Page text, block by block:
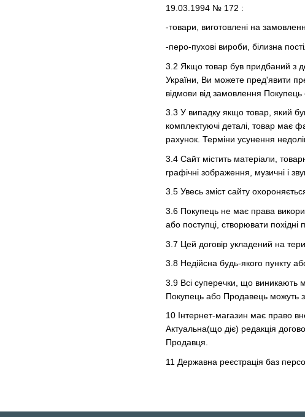
19.03.1994 № 172 :
-товари, виготовлені на
-перо-пухові вироби, білизна
3.2 Якщо товар був придбаний з
України, Ви можете пред'явити
відмови від замовлення Покупець
3.3 У випадку якщо товар, який
комплектуючі деталі, товар має
рахунок. Терміни усунення
3.4 Сайт містить матеріали,
графічні зображення, музичні і
3.5 Увесь зміст сайту
3.6 Покупець не має права
або поступці, створювати похідні
3.7 Цей договір укладений на
3.8 Недійсна будь-якого пункту
3.9 Всі суперечки, що виникають
Покупець або Продавець можуть
10 Інтернет-магазин має право
Актуальна(що діє) редакція
Продавця.
11 Державна реєстрація баз